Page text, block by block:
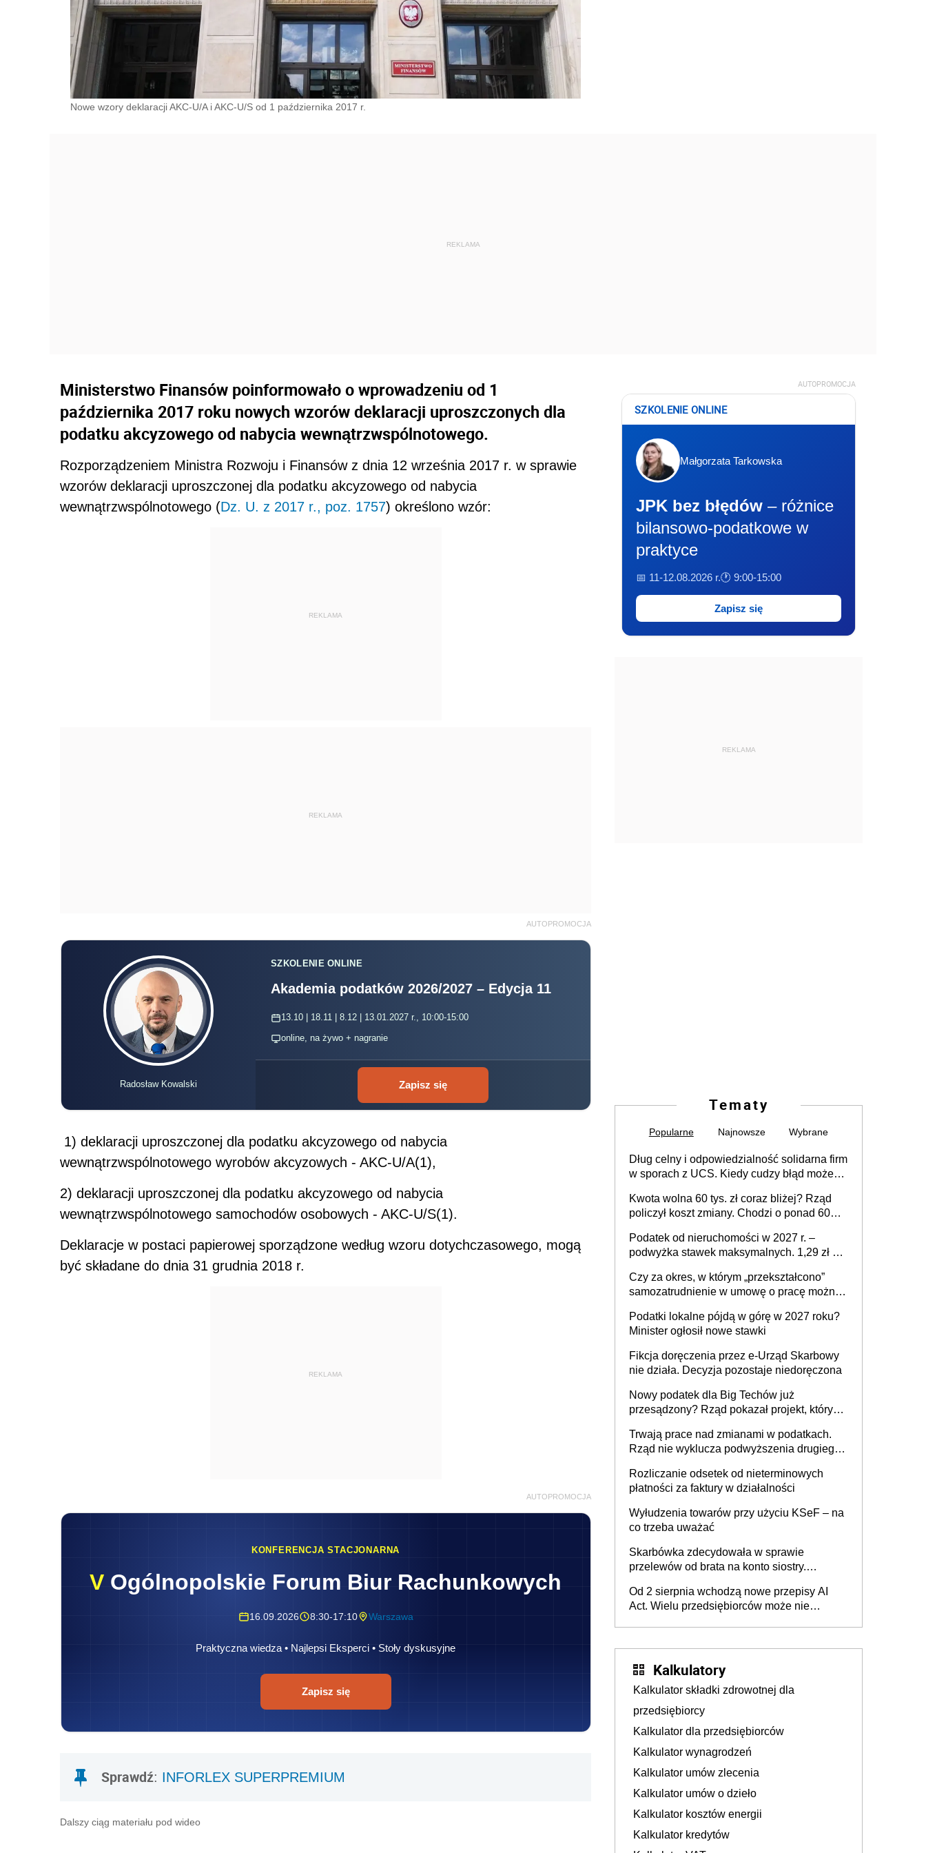
Nowe wzory deklaracji AKC-U/A i AKC-U/S od 1 października 2017 r.
Ministerstwo Finansów poinformowało o wprowadzeniu od 1
października 2017 roku nowych wzorów deklaracji uproszczonych dla
podatku akcyzowego od nabycia wewnątrzwspólnotowego.
Rozporządzeniem Ministra Rozwoju i Finansów z dnia 12 września 2017 r. w sprawie
wzorów deklaracji uproszczonej dla podatku akcyzowego od nabycia
wewnątrzwspólnotowego (Dz. U. z 2017 r., poz. 1757) określono wzór:
REKLAMA
REKLAMA
AUTOPROMOCJA
Radosław Kowalski
SZKOLENIE ONLINE
Akademia podatków 2026/2027 – Edycja 11
13.10 | 18.11 | 8.12 | 13.01.2027 r., 10:00-15:00
online, na żywo + nagranie
Zapisz się
1) deklaracji uproszczonej dla podatku akcyzowego od nabycia
wewnątrzwspólnotowego wyrobów akcyzowych - AKC-U/A(1),
2) deklaracji uproszczonej dla podatku akcyzowego od nabycia
wewnątrzwspólnotowego samochodów osobowych - AKC-U/S(1).
Deklaracje w postaci papierowej sporządzone według wzoru dotychczasowego, mogą
być składane do dnia 31 grudnia 2018 r.
REKLAMA
AUTOPROMOCJA
KONFERENCJA STACJONARNA
V Ogólnopolskie Forum Biur Rachunkowych
16.09.2026 8:30-17:10 Warszawa
Praktyczna wiedza • Najlepsi Eksperci • Stoły dyskusyjne
Zapisz się
Sprawdź: INFORLEX SUPERPREMIUM
Dalszy ciąg materiału pod wideo
AUTOPROMOCJA
SZKOLENIE ONLINE
Małgorzata Tarkowska
JPK bez błędów – różnice
bilansowo-podatkowe w
praktyce
📅 11-12.08.2026 r.🕐 9:00-15:00
Zapisz się
REKLAMA
Tematy
Popularne Najnowsze Wybrane
Dług celny i odpowiedzialność solidarna firm
w sporach z UCS. Kiedy cudzy błąd może
Kwota wolna 60 tys. zł coraz bliżej? Rząd
policzył koszt zmiany. Chodzi o ponad 60
Podatek od nieruchomości w 2027 r. –
podwyżka stawek maksymalnych. 1,29 zł za
budynków i lokali związanych z
prowadzeniem działalności gospodarczej
Czy za okres, w którym „przekształcono”
samozatrudnienie w umowę o pracę można
umowy cywilnoprawnej jedynym
racjonalnym wyjściem
Podatki lokalne pójdą w górę w 2027 roku?
Minister ogłosił nowe stawki
Fikcja doręczenia przez e-Urząd Skarbowy
nie działa. Decyzja pozostaje niedoręczona
Nowy podatek dla Big Techów już
przesądzony? Rząd pokazał projekt, który
Trwają prace nad zmianami w podatkach.
Rząd nie wyklucza podwyższenia drugiego
Rozliczanie odsetek od nieterminowych
płatności za faktury w działalności
Wyłudzenia towarów przy użyciu KSeF – na
co trzeba uważać
Skarbówka zdecydowała w sprawie
przelewów od brata na konto siostry.
darowizna, ale podatku jednak nie będzie
Od 2 sierpnia wchodzą nowe przepisy AI
Act. Wielu przedsiębiorców może nie
Kalkulatory
Kalkulator składki zdrowotnej dla
przedsiębiorcy
Kalkulator dla przedsiębiorców
Kalkulator wynagrodzeń
Kalkulator umów zlecenia
Kalkulator umów o dzieło
Kalkulator kosztów energii
Kalkulator kredytów